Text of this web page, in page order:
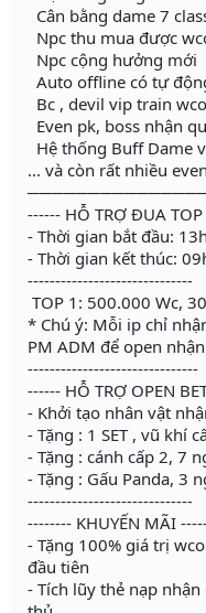
Cân bằng dame 7
Npc thu mua được
Npc cộng hưởng mới
Auto offline có tự
Bc , devil vip train
Even pk, boss nhận
Hệ thống Buff Dame
... và còn rất nhiều
------ HỖ TRỢ ĐUA
- Thời gian bắt đầu:
- Thời gian kết thúc:
------------------------------
TOP 1: 500.000 Wc,
* Chú ý: Mỗi ip chỉ
PM ADM để open
-------------------------------
------ HỖ TRỢ OPEN
- Khởi tạo nhân vật
- Tặng : 1 SET , vũ khí
- Tặng : cánh cấp 2, 7
- Tặng : Gấu Panda, 3
------------------------------
-------- KHUYẾN MÃI
- Tặng 100% giá trị
đầu tiên
- Tích lũy thẻ nạp